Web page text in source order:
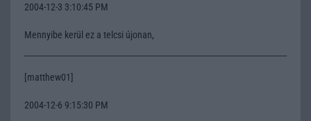
2004-12-3 3:10:45 PM
Mennyibe kerül ez a telcsi újonan,
[matthew01]
2004-12-6 9:15:30 PM